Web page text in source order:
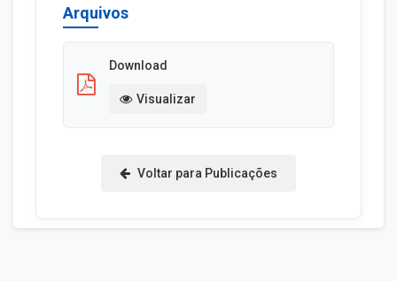
Arquivos
Download
Visualizar
Voltar para Publicações